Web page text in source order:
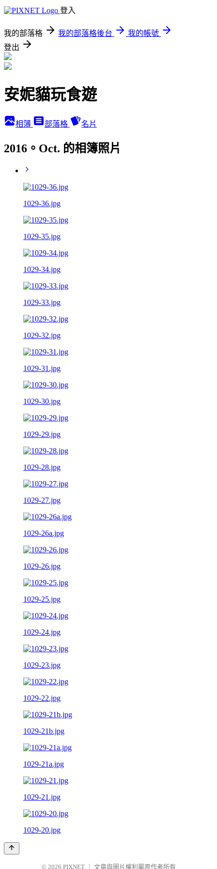
登入
我的部落格 我的部落格後台
我的帳號
登出
安妮貓玩食遊
相簿 部落格 名片
2016。Oct. 的相簿照片
1029-36.jpg
1029-35.jpg
1029-34.jpg
1029-33.jpg
1029-32.jpg
1029-31.jpg
1029-30.jpg
1029-29.jpg
1029-28.jpg
1029-27.jpg
1029-26a.jpg
1029-26.jpg
1029-25.jpg
1029-24.jpg
1029-23.jpg
1029-22.jpg
1029-21b.jpg
1029-21a.jpg
1029-21.jpg
1029-20.jpg
© 2026 PIXNET 文章與圖片權利屬原作者所有